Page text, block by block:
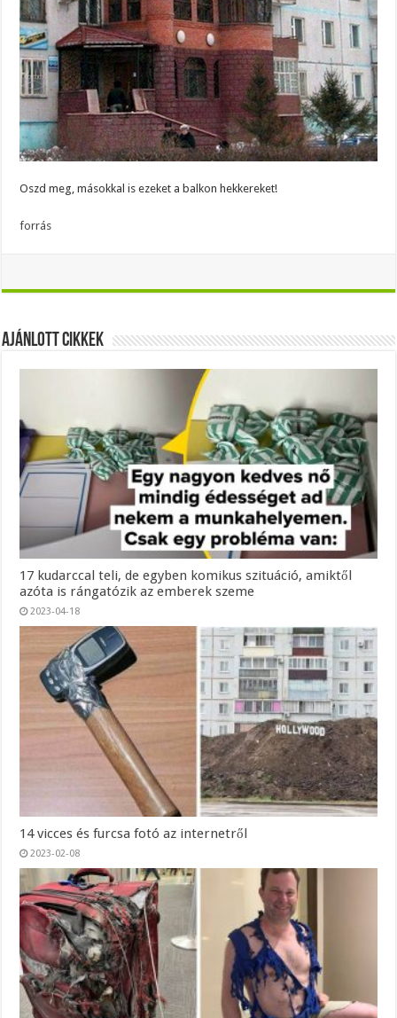
Oszd meg, másokkal is ezeket a balkon hekkereket!
forrás
Ajánlott Cikkek
17 kudarccal teli, de egyben komikus szituáció, amiktől
azóta is rángatózik az emberek szeme
2023-04-18
14 vicces és furcsa fotó az internetről
2023-02-08